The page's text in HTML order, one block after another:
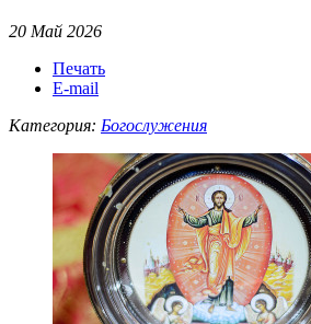
20 Май 2026
Печать
E-mail
Категория: Богослужения